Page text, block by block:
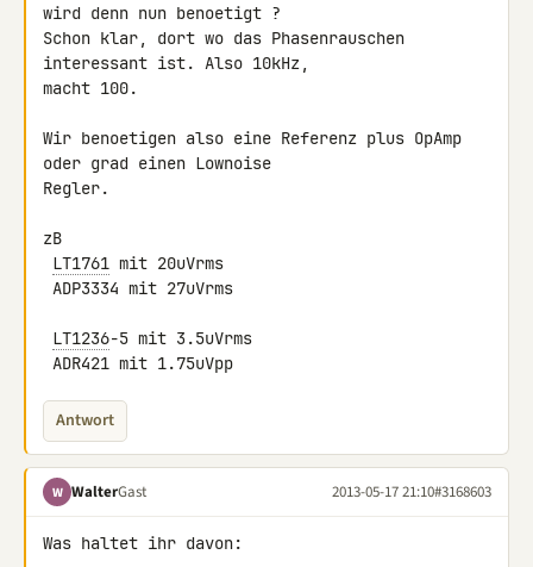
wird denn nun benoetigt ?
Schon klar, dort wo das Phasenrauschen
interessant ist. Also 10kHz,
macht 100.
Wir benoetigen also eine Referenz plus OpAmp
oder grad einen Lownoise
Regler.
zB
LT1761 mit 20uVrms
LT1236-5 mit 3.5uVrms
ADR421 mit 1.75uVpp
Antwort
W WalterGast 2013-05-17 21:10#3168603
Was haltet ihr davon: